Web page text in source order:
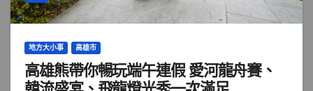
地方大小事 高雄市
高雄熊帶你暢玩端午連假 愛河龍舟賽、